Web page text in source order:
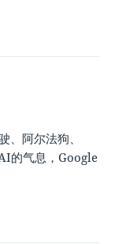
、阿尔法狗、
的气息，Google